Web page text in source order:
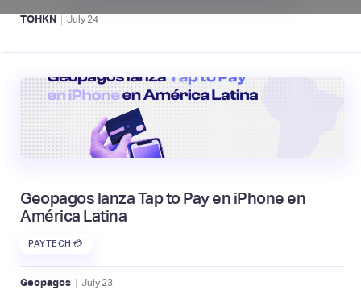
TOHKN | July 24
Geopagos lanza Tap to Pay en iPhone en
América Latina
PAYTECH 💳
Geopagos | July 23